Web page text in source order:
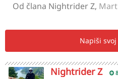
Od člana Nightrider Z, Mart
Napiši
Nightrider Z